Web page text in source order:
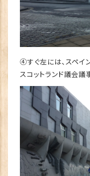
④すぐ左には、スペイ
スコットランド議会議